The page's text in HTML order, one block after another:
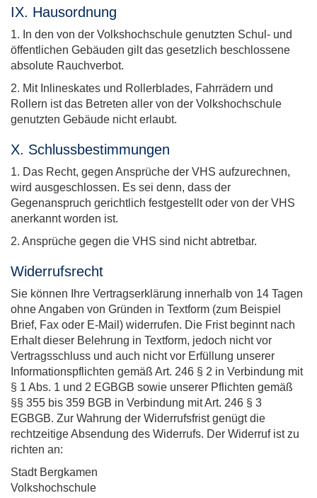
IX. Hausordnung
1. In den von der Volkshochschule genutzten Schul- und
öffentlichen Gebäuden gilt das gesetzlich beschlossene
absolute Rauchverbot.
2. Mit Inlineskates und Rollerblades, Fahrrädern und
Rollern ist das Betreten aller von der Volkshochschule
genutzten Gebäude nicht erlaubt.
X. Schlussbestimmungen
1. Das Recht, gegen Ansprüche der VHS aufzurechnen,
wird ausgeschlossen. Es sei denn, dass der
Gegenanspruch gerichtlich festgestellt oder von der VHS
anerkannt worden ist.
2. Ansprüche gegen die VHS sind nicht abtretbar.
Widerrufsrecht
Sie können Ihre Vertragserklärung innerhalb von 14 Tagen
ohne Angaben von Gründen in Textform (zum Beispiel
Brief, Fax oder E-Mail) widerrufen. Die Frist beginnt nach
Erhalt dieser Belehrung in Textform, jedoch nicht vor
Vertragsschluss und auch nicht vor Erfüllung unserer
Informationspflichten gemäß Art. 246 § 2 in Verbindung mit
§ 1 Abs. 1 und 2 EGBGB sowie unserer Pflichten gemäß
§§ 355 bis 359 BGB in Verbindung mit Art. 246 § 3
EGBGB. Zur Wahrung der Widerrufsfrist genügt die
rechtzeitige Absendung des Widerrufs. Der Widerruf ist zu
richten an:
Stadt Bergkamen
Volkshochschule